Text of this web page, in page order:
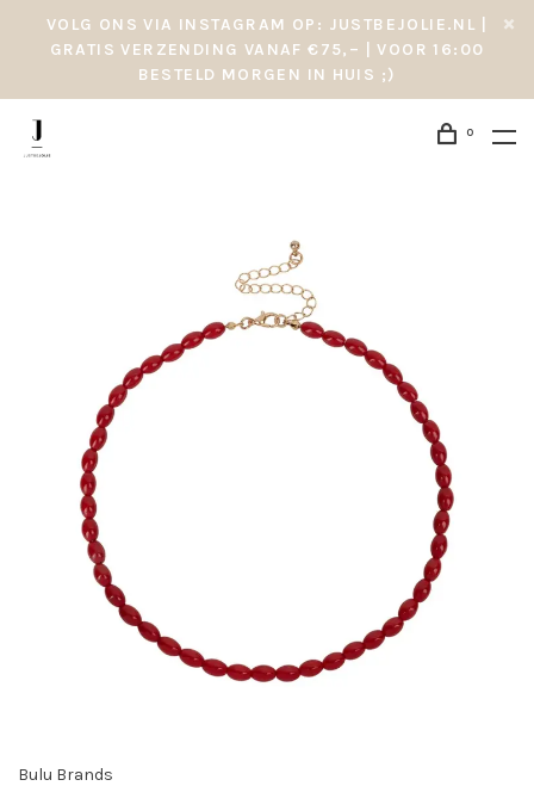
VOLG ONS VIA INSTAGRAM OP: JUSTBEJOLIE.NL |
GRATIS VERZENDING VANAF €75,– | VOOR 16:00
BESTELD MORGEN IN HUIS ;)
0
Bulu Brands